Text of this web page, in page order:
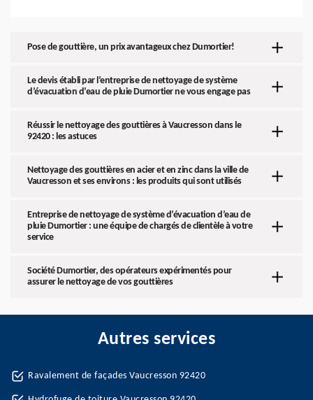
Pose de gouttière, un prix avantageux chez Dumortier!
Le devis établi par l’entreprise de nettoyage de système
d’évacuation d’eau de pluie Dumortier ne vous engage pas
Réussir le nettoyage des gouttières à Vaucresson dans le
92420 : les astuces
Nettoyage des gouttières en acier et en zinc dans la ville de
Vaucresson et ses environs : les produits qui sont utilisés
Entreprise de nettoyage de système d’évacuation d’eau de
pluie Dumortier : une équipe de chargés de clientèle à votre
service
Société Dumortier, des opérateurs expérimentés pour
assurer le nettoyage de vos gouttières
Autres services
Ravalement de façades Vaucresson 92420